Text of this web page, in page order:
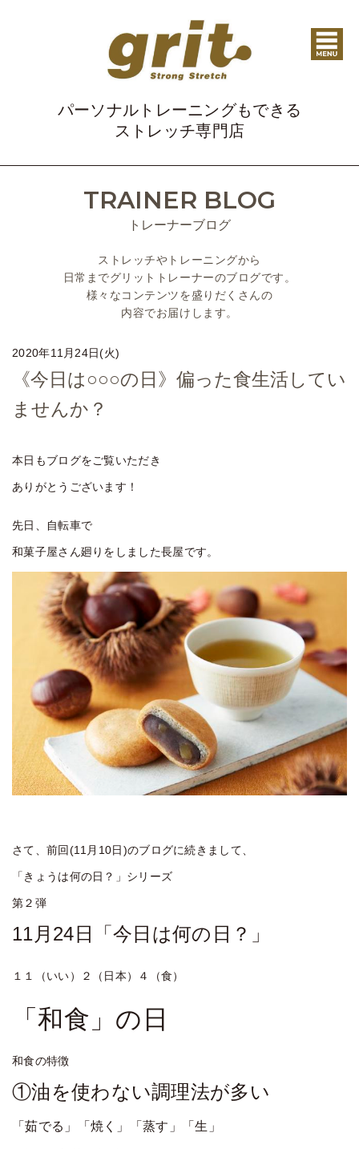
パーソナルトレーニングもできる
ストレッチ専門店
TRAINER BLOG
トレーナーブログ
ストレッチやトレーニングから
日常までグリットトレーナーのブログです。
様々なコンテンツを盛りだくさんの
内容でお届けします。
2020年11月24日(火)
《今日は○○○の日》偏った食生活してい
ませんか？
本日もブログをご覧いただき
ありがとうございます！
先日、自転車で
和菓子屋さん廻りをしました長屋です。
さて、前回(11月10日)のブログに続きまして、
「きょうは何の日？」シリーズ
第２弾
11月24日 「今日は何の日？」
１１（いい）２（日本）４（食）
「和食」の日
和食の特徴
①油を使わない調理法が多い
「茹でる」「焼く」「蒸す」「生」